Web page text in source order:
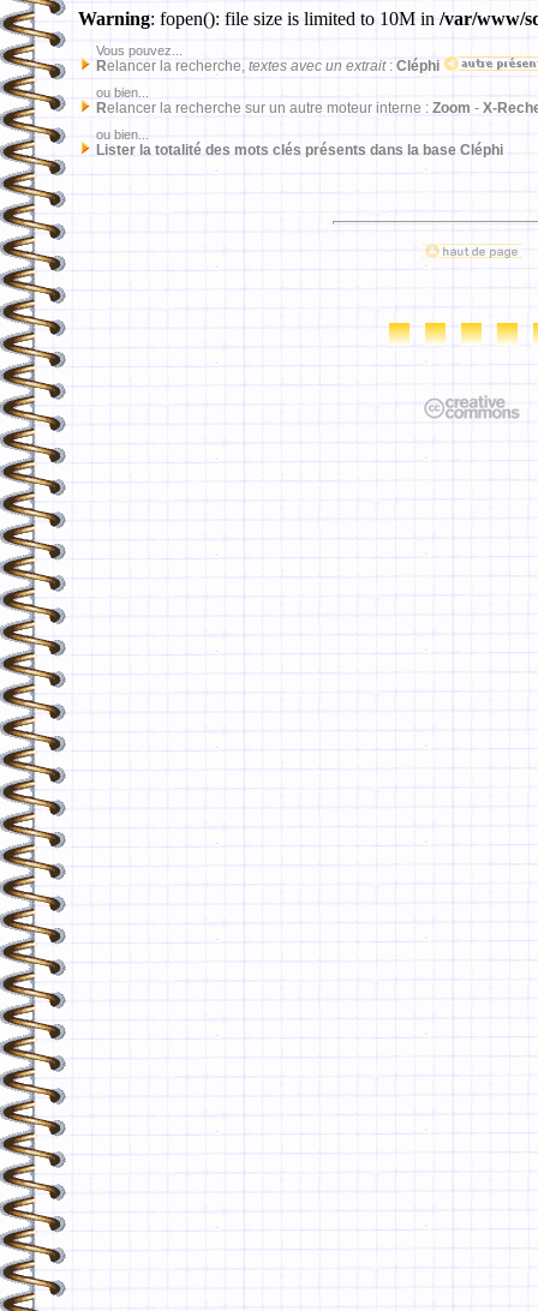
Warning: fopen(): file size is limited to 10M in /var/www/
Vous pouvez...
Relancer la recherche, textes avec un extrait: Cléphi
ou bien...
Relancer la recherche sur un autre moteur interne : Zoom - X-
ou bien...
Lister la totalité des mots clés présents dans la base Cléphi